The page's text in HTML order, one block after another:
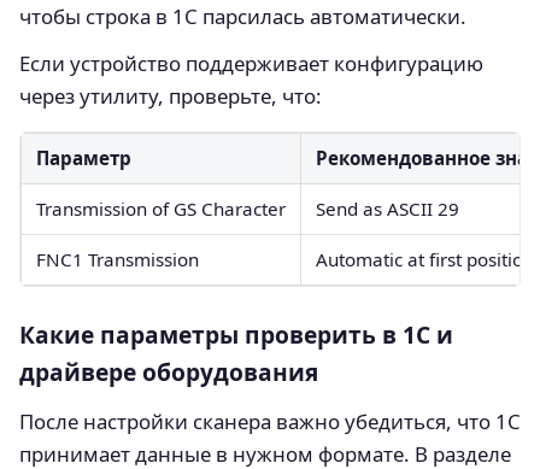
чтобы строка в 1С парсилась автоматически.
Если устройство поддерживает конфигурацию
через утилиту, проверьте, что:
Параметр Рекомендованное
Transmission of GS Character Send as ASCII 29
FNC1 Transmission Automatic at first position
Какие параметры проверить в 1С и
драйвере оборудования
После настройки сканера важно убедиться, что 1С
принимает данные в нужном формате. В разделе